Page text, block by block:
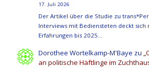
17. Juli 2026
Der Artikel über die Studie zu
Interviews mit Bediensteten deckt sich
Erfahrungen bis 2025…
Dorothee Wortelkamp-M'Baye zu
an politische Häftlinge im